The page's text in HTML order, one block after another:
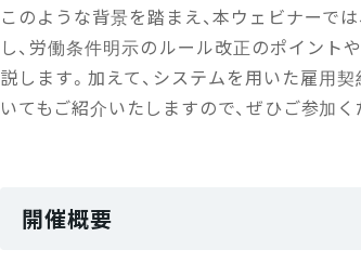
このような背景を踏まえ、本ウェビナーで
し、労働条件明示のルール改正のポイント
説します。加えて、システムを用いた雇用
いてもご紹介いたしますので、ぜひご参加く
開催概要